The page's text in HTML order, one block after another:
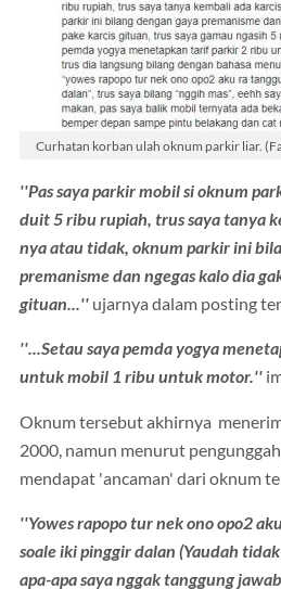
Curhatan korban ulah oknum parkir liar.
''Pas saya parkir mobil si oknum
duit 5 ribu rupiah, trus saya tanya
nya atau tidak, oknum parkir ini
premanisme dan ngegas kalo dia
gituan...'' ujarnya dalam posting
''...Setau saya pemda yogya
untuk mobil 1 ribu untuk motor.''
Oknum tersebut akhirnya
2000, namun menurut
mendapat 'ancaman' dari oknum
''Yowes rapopo tur nek ono opo2
soale iki pinggir dalan (Yaudah
apa-apa saya nggak tanggung